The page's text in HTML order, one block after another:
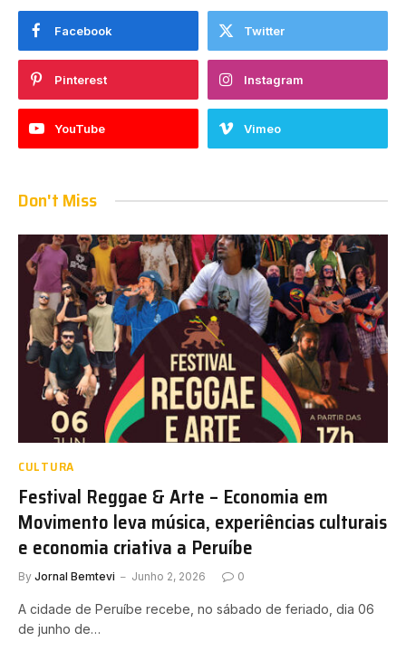
Facebook Twitter
Pinterest Instagram
YouTube Vimeo
Don't Miss
CULTURA
Festival Reggae & Arte – Economia em
Movimento leva música, experiências culturais
e economia criativa a Peruíbe
By Jornal Bemtevi Junho 2, 2026 0
A cidade de Peruíbe recebe, no sábado de feriado, dia 06
de junho de…